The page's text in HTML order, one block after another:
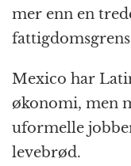
mer enn en
Mexico har
økonomi, men
uformelle
levebrød.